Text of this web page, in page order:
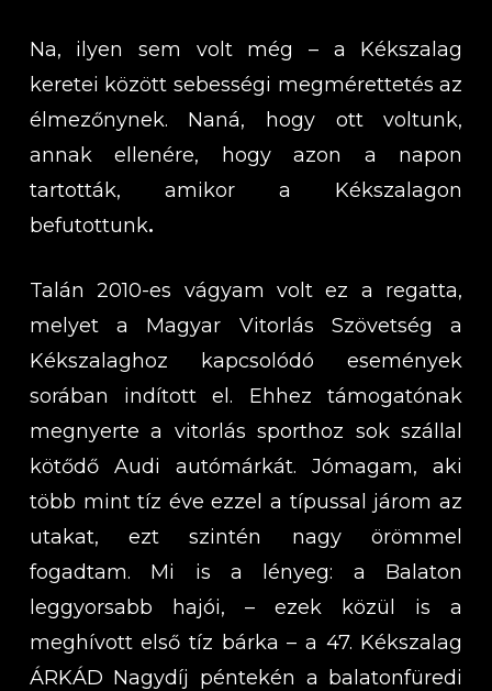
Na, ilyen sem volt még – a Kékszalag
keretei között sebességi megmérettetés az
élmezőnynek. Naná, hogy ott voltunk,
annak ellenére, hogy azon a napon
tartották, amikor a Kékszalagon
befutottunk.
Talán 2010-es vágyam volt ez a regatta,
melyet a Magyar Vitorlás Szövetség a
Kékszalaghoz kapcsolódó események
sorában indított el. Ehhez támogatónak
megnyerte a vitorlás sporthoz sok szállal
kötődő Audi autómárkát. Jómagam, aki
több mint tíz éve ezzel a típussal járom az
utakat, ezt szintén nagy örömmel
fogadtam. Mi is a lényeg: a Balaton
leggyorsabb hajói, – ezek közül is a
meghívott első tíz bárka – a 47. Kékszalag
ÁRKÁD Nagydíj péntekén a balatonfüredi